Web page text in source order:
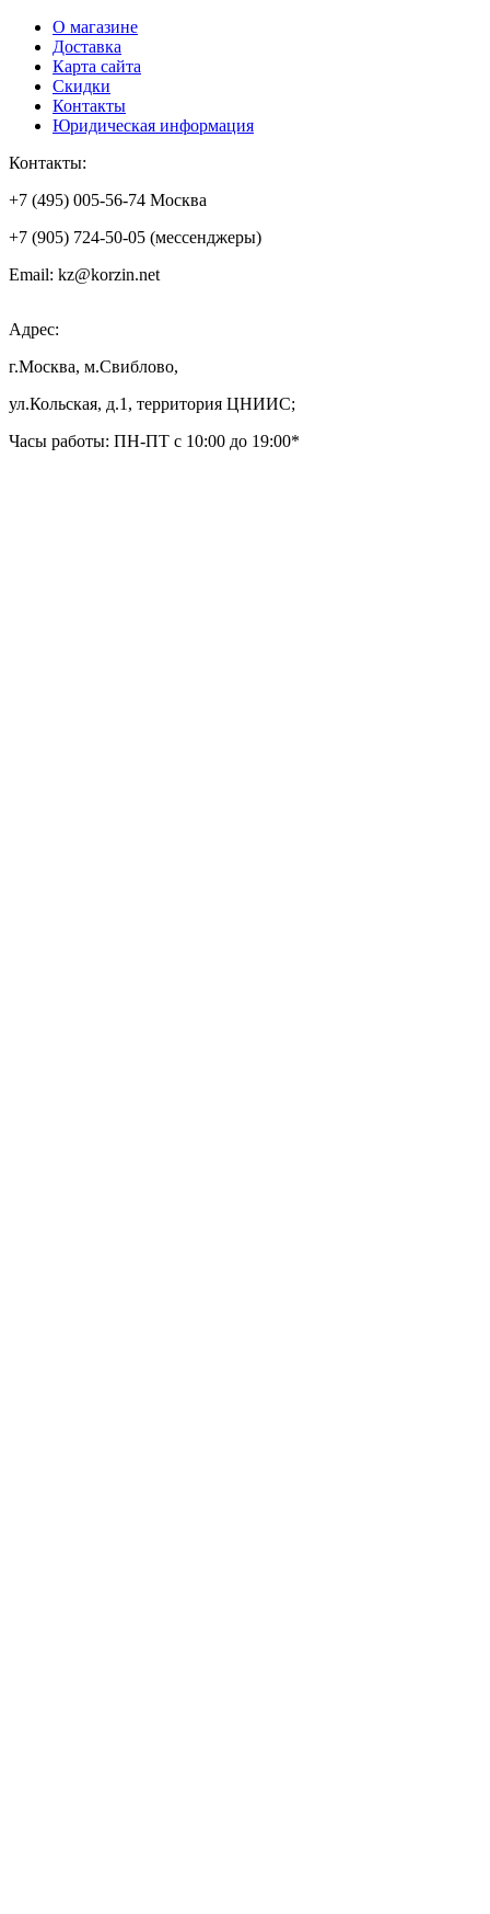
О магазине
Доставка
Карта сайта
Скидки
Контакты
Юридическая информация
Контакты:
+7 (495) 005-56-74 Москва
+7 (905) 724-50-05 (мессенджеры)
Email: kz@korzin.net
Адрес:
г.Москва, м.Свиблово,
ул.Кольская, д.1, территория ЦНИИС;
Часы работы: ПН-ПТ с 10:00 до 19:00*